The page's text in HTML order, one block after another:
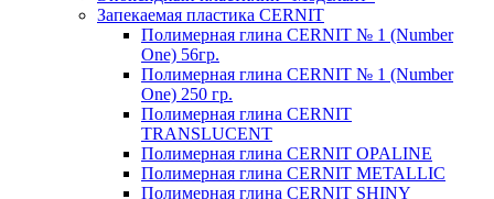
Запекаемая пластика CERNIT
Полимерная глина CERNIT № 1 (Number
One) 56гр.
Полимерная глина CERNIT № 1 (Number
One) 250 гр.
Полимерная глина CERNIT
TRANSLUCENT
Полимерная глина CERNIT OPALINE
Полимерная глина CERNIT METALLIC
Полимерная глина CERNIT SHINY